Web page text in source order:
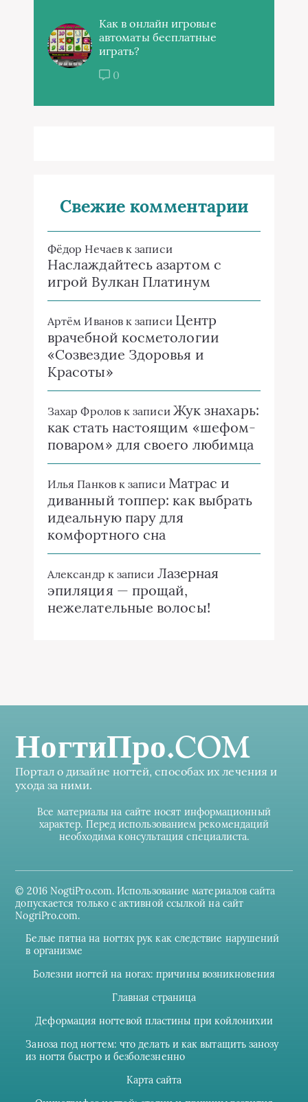
Как в онлайн игровые
автоматы бесплатные
играть?
0
Свежие комментарии
Фёдор Нечаевк записи
Наслаждайтесь азартом с
игрой Вулкан Платинум
Артём Ивановк записи Центр
врачебной косметологии
«Созвездие Здоровья и
Красоты»
Захар Фроловк записи Жук знахарь:
как стать настоящим «шефом-
поваром» для своего любимца
Илья Панковк записи Матрас и
диванный топпер: как выбрать
идеальную пару для
комфортного сна
Александр к записи Лазерная
эпиляция — прощай,
нежелательные волосы!
НогтиПро.COM
Портал о дизайне ногтей, способах их лечения и
ухода за ними.
Все материалы на сайте носят информационный
характер. Перед использованием рекомендаций
необходима консультация специалиста.
© 2016 NogtiPro.com. Использование материалов сайта
допускается только с активной ссылкой на сайт
NogriPro.com.
Белые пятна на ногтях рук как следствие нарушений
в организме
Болезни ногтей на ногах: причины возникновения
Главная страница
Деформация ногтевой пластины при койлонихии
Заноза под ногтем: что делать и как вытащить занозу
из ногтя быстро и безболезненно
Карта сайта